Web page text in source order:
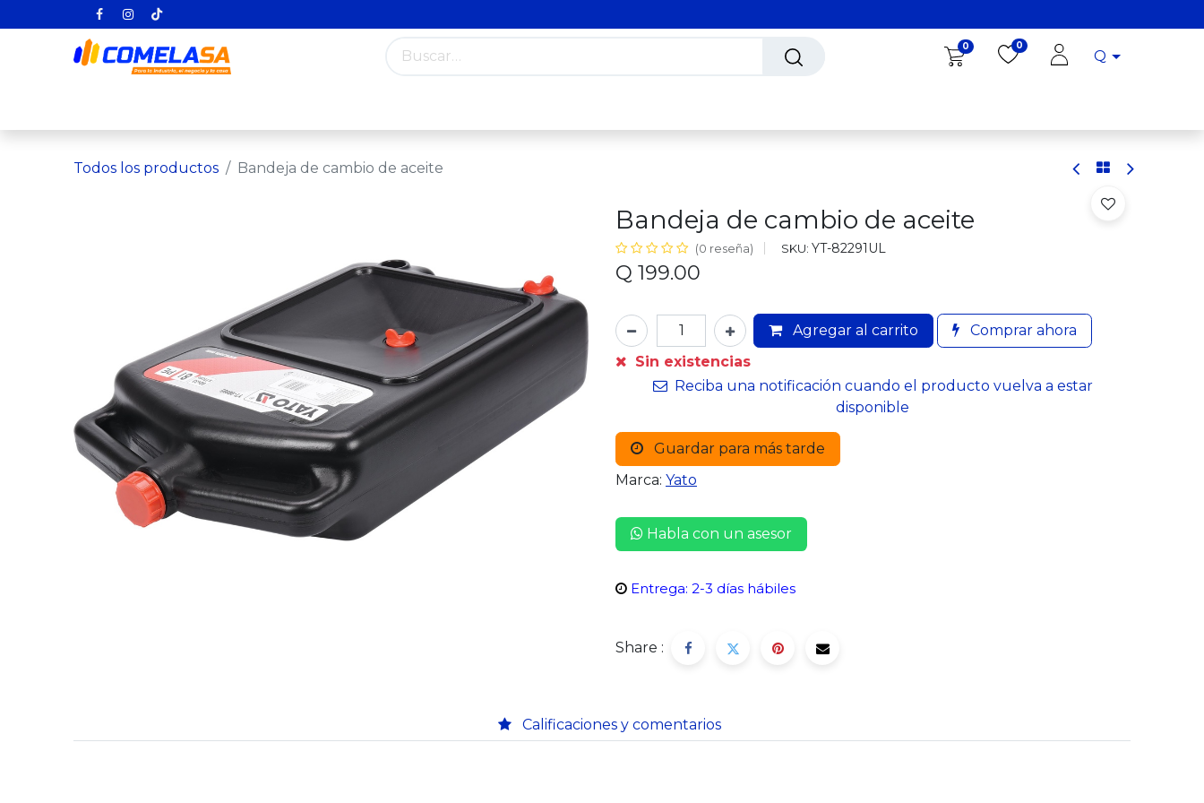
0 0
Q
Todos los productos Bandeja de cambio de aceite
Bandeja de cambio de aceite
(0 reseña) SKU: YT-82291UL
Q 199.00
Agregar al carrito
Comprar ahora
Sin existencias
Reciba una notificación cuando el producto vuelva a estar
disponible
Guardar para más tarde
Marca: Yato
Habla con un asesor
Entrega: 2-3 días hábiles
Share :
Calificaciones y comentarios